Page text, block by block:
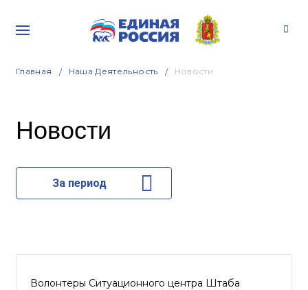
Главная Наша Деятельность Новости
Новости
За период
Волонтеры Ситуационного центра Штаба